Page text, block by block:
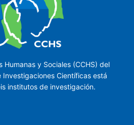
Humanas y Sociales (CCHS) del
Investigaciones Científicas está
institutos de investigación.